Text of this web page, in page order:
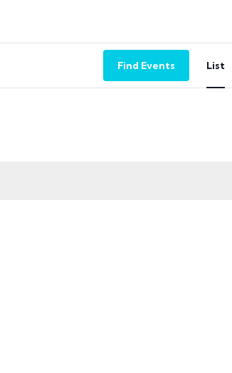
Find Events List